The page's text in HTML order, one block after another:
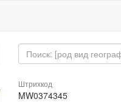
Штрихкод
MW0374345